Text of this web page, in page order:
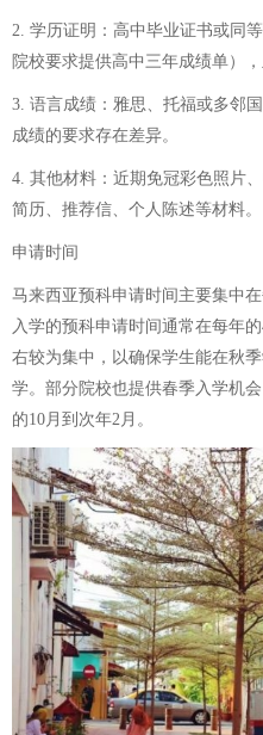
2. 学历证明：高中毕业证书或同
院校要求提供高中三年成绩单），
3. 语言成绩：雅思、托福或多邻
成绩的要求存在差异。
4. 其他材料：近期免冠彩色照片
简历、推荐信、个人陈述等材料。
申请时间
马来西亚预科申请时间主要集中
入学的预科申请时间通常在每年
右较为集中，以确保学生能在秋
学。部分院校也提供春季入学机
的10月到次年2月。